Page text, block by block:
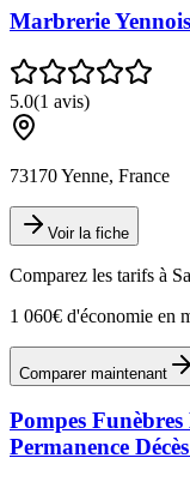
Marbrerie
5.0(1 avis)
73170 Yenne, France
Voir la fiche
Comparez les tarifs à
1 060€ d'économie en
Comparer maintenant
Pompes
Permanence